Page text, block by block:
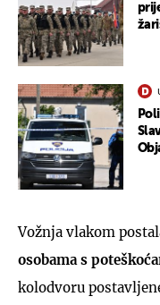
Vožnja vlakom
osobama s
kolodvoru